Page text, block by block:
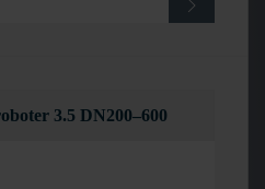
3.5 DN200–600